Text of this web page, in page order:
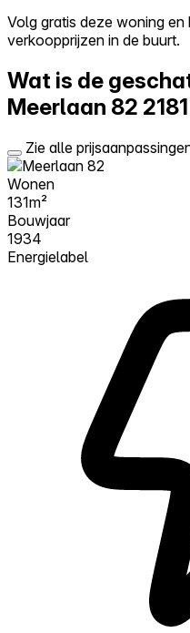
Log in
Volg gratis deze woning en
verkoopprijzen in de buurt.
Wat is de
Meerlaan 82
Zie alle
Wonen
131m²
Bouwjaar
1934
Energielabel